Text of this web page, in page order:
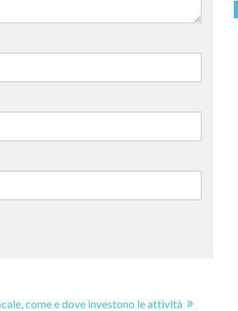
come e dove investono le attività